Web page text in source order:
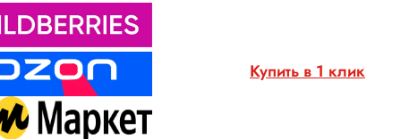
Купить в 1 клик